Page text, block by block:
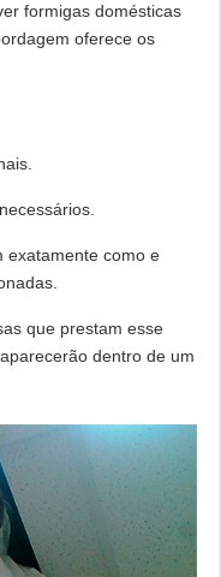
formigas domésticas
oferece os
exatamente como e
que prestam esse
dentro de um